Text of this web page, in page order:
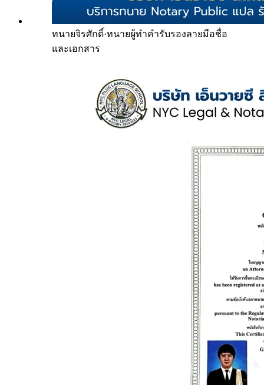
ทนายจิรศักดิ์·ทนายผู้ทำคำรับรองลายมือชื่อ
และเอกสาร